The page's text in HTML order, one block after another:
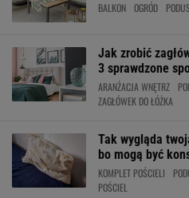
BALKON OGRÓD
Jak zrobić
3 sprawdzone
ARANŻACJA WNĘTRZ
ZAGŁÓWEK DO ŁÓŻKA
Tak wygląda
bo mogą być
KOMPLET POŚCIELI
POŚCIEL